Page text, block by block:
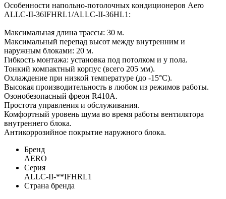
Особенности напольно-потолочных кондиционеров Aero
ALLC-II-36IFHRL1/ALLC-II-36HL1:
Максимальная длина трассы: 30 м.
Максимальный перепад высот между внутренним и
наружным блоками: 20 м.
Гибкость монтажа: установка под потолком и у пола.
Тонкий компактный корпус (всего 205 мм).
Охлаждение при низкой температуре (до -15°С).
Высокая производительность в любом из режимов работы.
Озонобезопасный фреон R410A.
Простота управления и обслуживания.
Комфортный уровень шума во время работы вентилятора
внутреннего блока.
Антикоррозийное покрытие наружного блока.
Бренд
AERO
Серия
ALLC-II-**IFHRL1
Страна бренда